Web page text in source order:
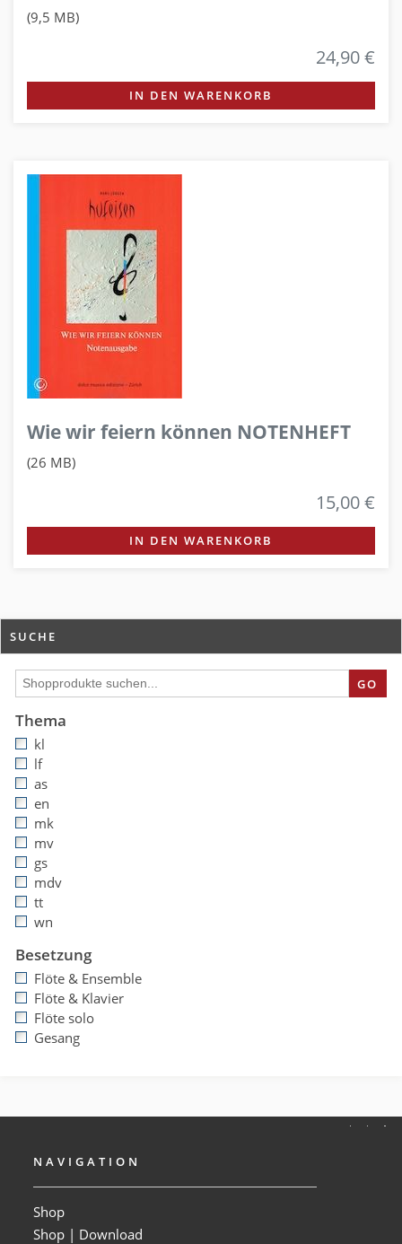
(9,5 MB)
24,90 €
IN DEN WARENKORB
Wie wir feiern können NOTENHEFT
(26 MB)
15,00 €
IN DEN WARENKORB
SUCHE
GO
Thema
kl
lf
as
en
mk
mv
gs
mdv
tt
wn
Besetzung
Flöte & Ensemble
Flöte & Klavier
Flöte solo
Gesang
NAVIGATION
Shop
Shop | Download